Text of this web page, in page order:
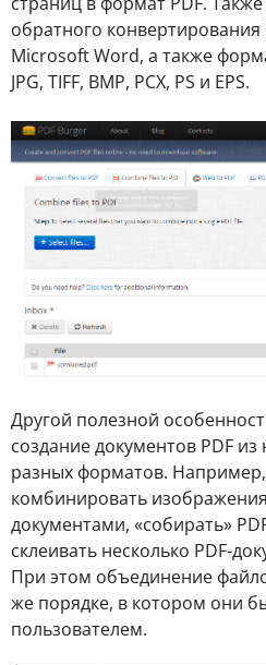
обратного конвертирования
Microsoft Word, а также
JPG, TIFF, BMP, PCX, PS и EPS.
Другой полезной
создание документов PDF
разных форматов.
комбинировать
документами, «собирать»
склеивать несколько PDF-
При этом объединение
же порядке, в котором они
пользователем.